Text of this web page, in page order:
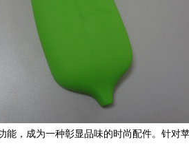
，成为一种彰显品味的时尚配件。针